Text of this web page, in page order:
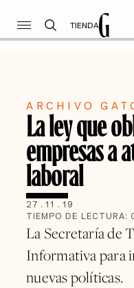
TIENDA
ARCHIVO
La ley que
empresas a
laboral
27 . 11 . 19
TIEMPO DE LECTURA:
La Secretaría de
Informativa para
nuevas políticas.